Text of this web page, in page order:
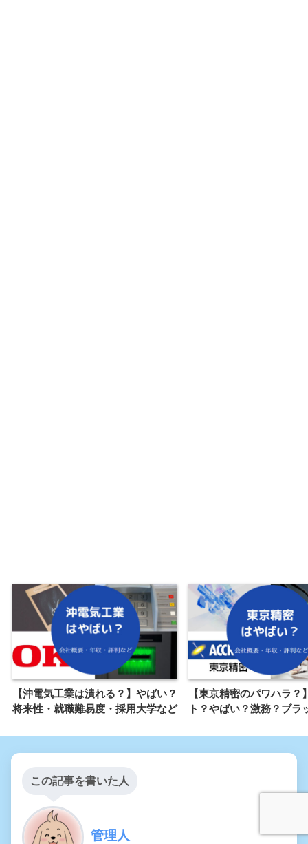
【沖電気工業は潰れる？】やばい？
将来性・就職難易度・採用大学など
【東京精密のパワハラ？
ト？やばい？激務？ブラ
この記事を書いた人
管理人